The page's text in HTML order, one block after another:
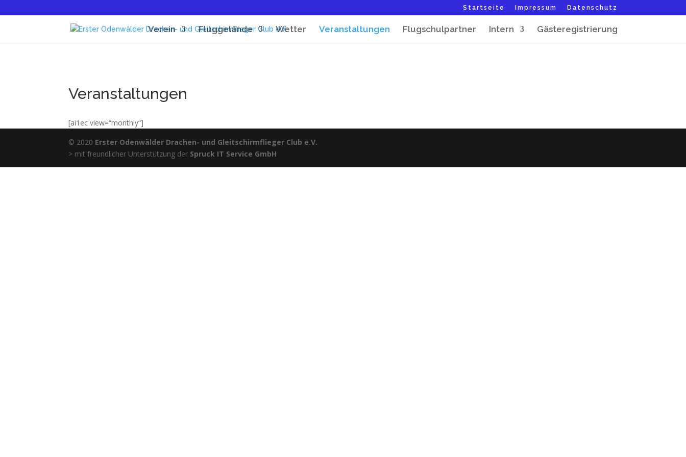
Startseite Impressum Datenschutz
Verein Fluggelände Wetter Veranstaltungen Flugschulpartner Intern Gästeregistrierung
Veranstaltungen
[ai1ec view=“monthly“]
© 2020 Erster Odenwälder Drachen- und Gleitschirmflieger Club e.V.
> mit freundlicher Unterstützung der Spruck IT Service GmbH